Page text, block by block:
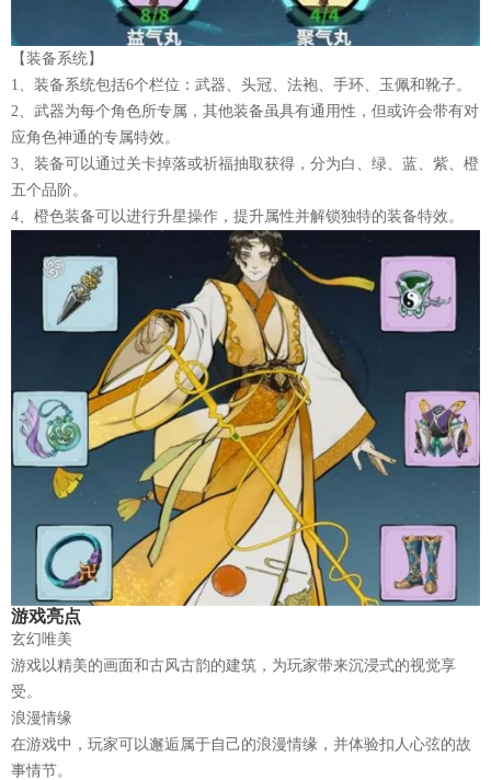
【装备系统】
1、装备系统包括6个栏位：武器、头冠、法袍、手环、玉佩和靴子。
2、武器为每个角色所专属，其他装备虽具有通用性，但或许会带有对
应角色神通的专属特效。
3、装备可以通过关卡掉落或祈福抽取获得，分为白、绿、蓝、紫、橙
五个品阶。
4、橙色装备可以进行升星操作，提升属性并解锁独特的装备特效。
游戏亮点
玄幻唯美
游戏以精美的画面和古风古韵的建筑，为玩家带来沉浸式的视觉享
受。
浪漫情缘
在游戏中，玩家可以邂逅属于自己的浪漫情缘，并体验扣人心弦的故
事情节。